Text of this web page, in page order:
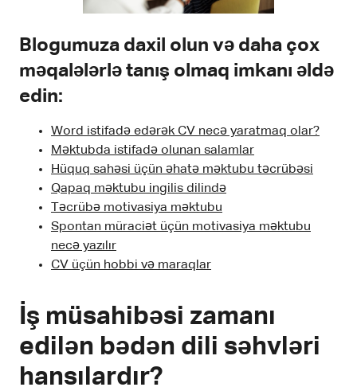
Blogumuza daxil olun və daha çox
məqalələrlə tanış olmaq imkanı əldə
edin:
Word istifadə edərək CV necə yaratmaq olar?
Məktubda istifadə olunan salamlar
Hüquq sahəsi üçün əhatə məktubu təcrübəsi
Qapaq məktubu ingilis dilində
Təcrübə motivasiya məktubu
Spontan müraciət üçün motivasiya məktubu
necə yazılır
CV üçün hobbi və maraqlar
İş müsahibəsi zamanı
edilən bədən dili səhvləri
hansılardır?